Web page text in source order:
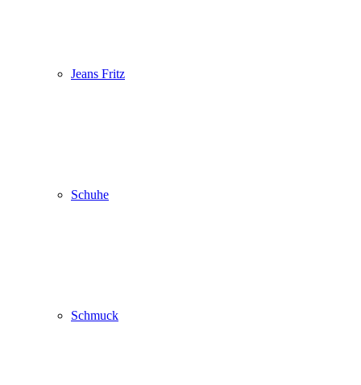
Jeans Fritz
Schuhe
Schmuck